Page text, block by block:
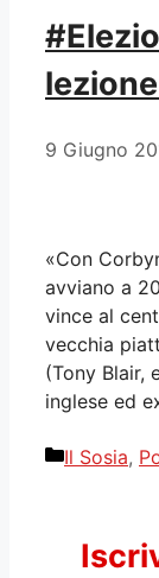
9 Giugno
«Con
avviano a
vince al
vecchia
(Tony Blair,
inglese ed
Categorie
Il Sosia,